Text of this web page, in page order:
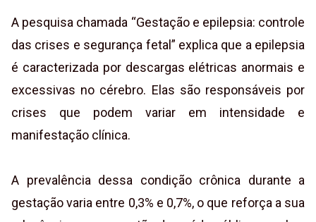
A pesquisa chamada “Gestação e epilepsia: controle
das crises e segurança fetal” explica que a epilepsia
é caracterizada por descargas elétricas anormais e
excessivas no cérebro. Elas são responsáveis por
crises que podem variar em intensidade e
manifestação clínica.
A prevalência dessa condição crônica durante a
gestação varia entre 0,3% e 0,7%, o que reforça a sua